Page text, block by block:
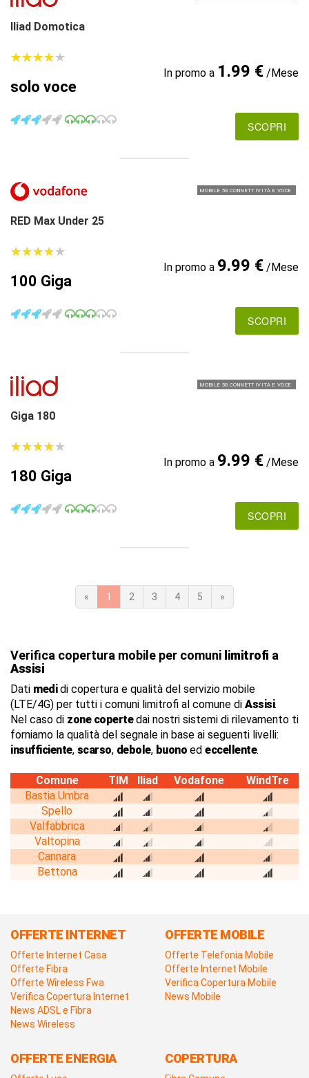
Iliad Domotica
★★★★★
★★★★★
solo voce
In promo a 1.99 €/Mese
SCOPRI
MOBILE 5G CONNETTIVITÀ E VOCE
RED Max Under 25
★★★★★
★★★★★
100 Giga
In promo a 9.99 €/Mese
SCOPRI
MOBILE 5G CONNETTIVITÀ E VOCE
Giga 180
★★★★★
★★★★★
180 Giga
In promo a 9.99 €/Mese
SCOPRI
« 1 2 3 4 5 »
Verifica copertura mobile per comuni limitrofi a
Assisi
Dati medidi copertura e qualità del servizio mobile
(LTE/4G) per tutti i comuni limitrofi al comune di Assisi.
Nel caso di zone copertedai nostri sistemi di rilevamento ti
forniamo la qualità del segnale in base ai seguenti livelli:
insufficiente, scarso, debole, buono ed eccellente.
Comune TIM Iliad Vodafone
WindTre
Bastia Umbra
Spello
Valfabbrica
Valtopina
Cannara
Bettona
OFFERTE INTERNET
Offerte Internet Casa
Offerte Fibra
Offerte Wireless Fwa
Verifica Copertura Internet
News ADSL e Fibra
News Wireless
OFFERTE MOBILE
Offerte Telefonia Mobile
Offerte Internet Mobile
Verifica Copertura Mobile
News Mobile
OFFERTE ENERGIA COPERTURA